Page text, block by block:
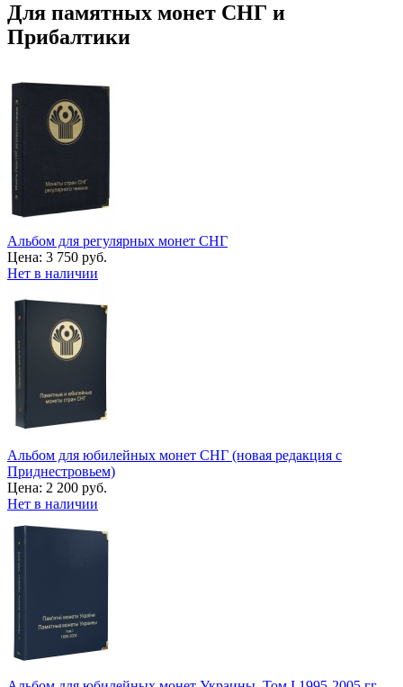
Для памятных монет СНГ и
Прибалтики
Альбом для регулярных монет СНГ
Цена: 3 750 руб.
Нет в наличии
Альбом для юбилейных монет СНГ (новая редакция с
Приднестровьем)
Цена: 2 200 руб.
Нет в наличии